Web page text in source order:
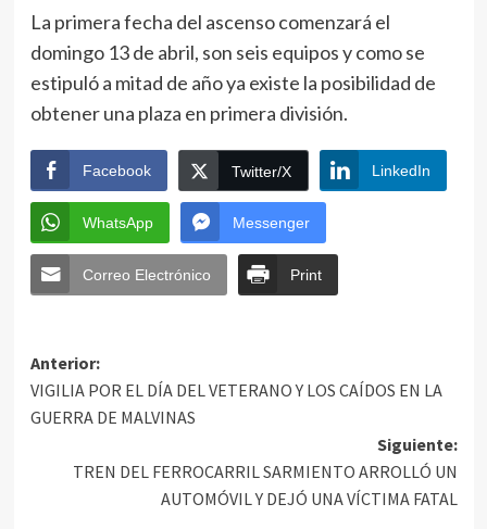
La primera fecha del ascenso comenzará el
domingo 13 de abril, son seis equipos y como se
estipuló a mitad de año ya existe la posibilidad de
obtener una plaza en primera división.
Facebook Twitter/X LinkedIn
WhatsApp Messenger
Correo Electrónico Print
Anterior:
VIGILIA POR EL DÍA DEL VETERANO Y LOS CAÍDOS EN LA
GUERRA DE MALVINAS
Siguiente:
TREN DEL FERROCARRIL SARMIENTO ARROLLÓ UN
AUTOMÓVIL Y DEJÓ UNA VÍCTIMA FATAL